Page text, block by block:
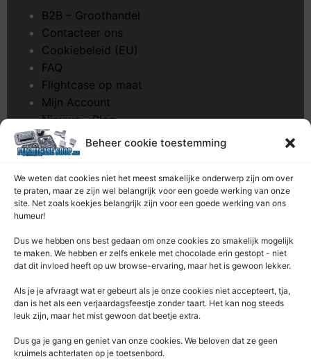
Beheer cookie toestemming
We weten dat cookies niet het meest smakelijke onderwerp zijn om over
te praten, maar ze zijn wel belangrijk voor een goede werking van onze
site. Net zoals koekjes belangrijk zijn voor een goede werking van ons
humeur!
Dus we hebben ons best gedaan om onze cookies zo smakelijk mogelijk
te maken. We hebben er zelfs enkele met chocolade erin gestopt - niet
dat dit invloed heeft op uw browse-ervaring, maar het is gewoon lekker.
Als je je afvraagt ​​wat er gebeurt als je onze cookies niet accepteert, tja,
dan is het als een verjaardagsfeestje zonder taart. Het kan nog steeds
leuk zijn, maar het mist gewoon dat beetje extra.
Dus ga je gang en geniet van onze cookies. We beloven dat ze geen
kruimels achterlaten op je toetsenbord.
B2B – Groothandel
Contacteer ons
Cookiebeleid (EU)
FAQ
Flightcase op maat
Mijn Account
Nieuws – Blog
Onderhoud pagina
Over ons
Privacybeleid
Retourrecht
Winkelwagen
Contacteer Ons
Rentek BV – Protekt
Nieuwpoortlaan 21 / 1
3600 Genk
Limburg – België